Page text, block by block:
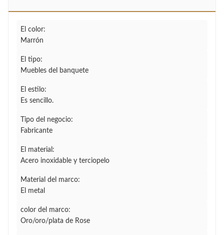
El color:
Marrón
El tipo:
Muebles del banquete
El estilo:
Es sencillo.
Tipo del negocio:
Fabricante
El material:
Acero inoxidable y terciopelo
Material del marco:
El metal
color del marco:
Oro/oro/plata de Rose